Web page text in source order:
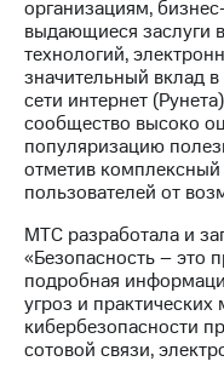
о
Достижения
Интервью
Финансовая
отчетность
Контакты
Новости
в
регионе
организациям,
выдающиеся заслуги
технологий,
значительный вклад
сети интернет
сообщество высоко
популяризацию
отметив
пользователей от
МТС разработала и
«Безопасность – это
подробная
угроз и
кибербезопасности
сотовой связи,